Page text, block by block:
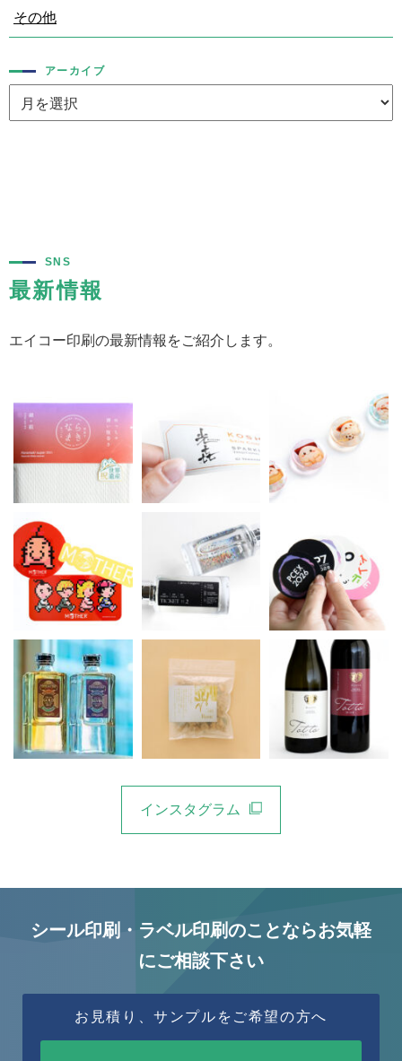
その他
アーカイブ
SNS
最新情報
エイコー印刷の最新情報をご紹介します。
インスタグラム
シール印刷・ラベル印刷のことならお気軽
にご相談下さい
お見積り、サンプルをご希望の方へ